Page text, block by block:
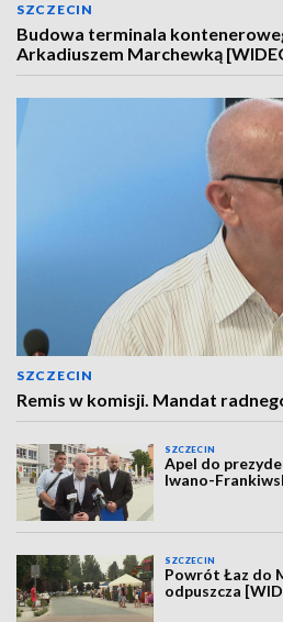
SZCZECIN
Budowa terminala
Arkadiuszem Marchewką
SZCZECIN
Remis w komisji. Mandat
SZCZECIN
Apel do
Iwano-
SZCZECIN
Powrót Łaz do
odpuszcza